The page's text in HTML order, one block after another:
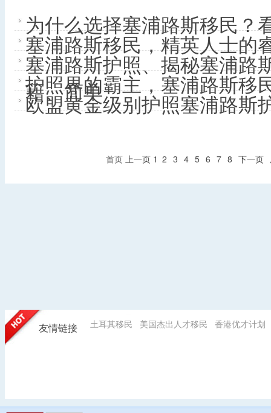
为什么选择塞浦路斯移民？
塞浦路斯移民，精英人士的
塞浦路斯护照、揭秘塞浦路
籍、简单
护照界的霸主，塞浦路斯移
欧盟黄金级别护照塞浦路斯
首页 上一页 1 2 3 4 5 6 7 8 下一页
友情链接 土耳其移民 美国杰出人才移民 香港优才计划